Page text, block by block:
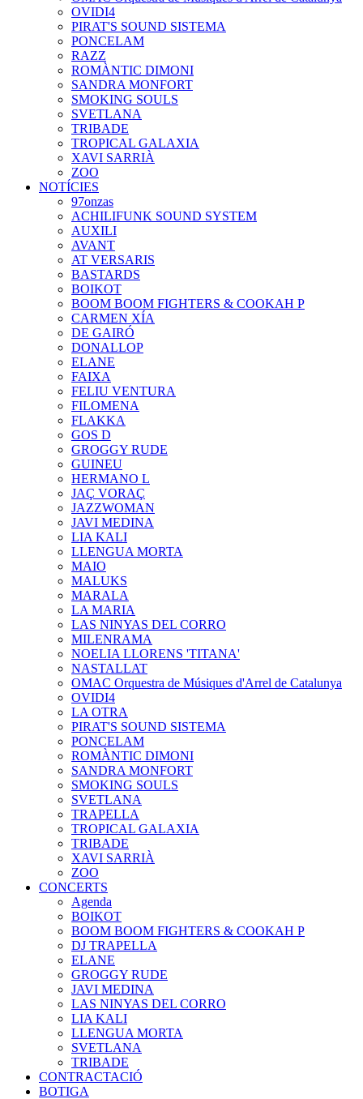
OVIDI4
PIRAT'S SOUND SISTEMA
PONCELAM
RAZZ
ROMÀNTIC DIMONI
SANDRA MONFORT
SMOKING SOULS
SVETLANA
TRIBADE
TROPICAL GALAXIA
XAVI SARRIÀ
ZOO
NOTÍCIES
97onzas
ACHILIFUNK SOUND SYSTEM
AUXILI
AVANT
AT VERSARIS
BASTARDS
BOIKOT
BOOM BOOM FIGHTERS & COOKAH P
CARMEN XÍA
DE GAIRÓ
DONALLOP
ELANE
FAIXA
FELIU VENTURA
FILOMENA
FLAKKA
GOS D
GROGGY RUDE
GUINEU
HERMANO L
JAÇ VORAÇ
JAZZWOMAN
JAVI MEDINA
LIA KALI
LLENGUA MORTA
MAIO
MALUKS
MARALA
LA MARIA
LAS NINYAS DEL CORRO
MILENRAMA
NOELIA LLORENS 'TITANA'
NASTALLAT
OMAC Orquestra de Músiques d'Arrel de Catalunya
OVIDI4
LA OTRA
PIRAT'S SOUND SISTEMA
PONCELAM
ROMÀNTIC DIMONI
SANDRA MONFORT
SMOKING SOULS
SVETLANA
TRAPELLA
TROPICAL GALAXIA
TRIBADE
XAVI SARRIÀ
ZOO
CONCERTS
Agenda
BOIKOT
BOOM BOOM FIGHTERS & COOKAH P
DJ TRAPELLA
ELANE
GROGGY RUDE
JAVI MEDINA
LAS NINYAS DEL CORRO
LIA KALI
LLENGUA MORTA
SVETLANA
TRIBADE
CONTRACTACIÓ
BOTIGA